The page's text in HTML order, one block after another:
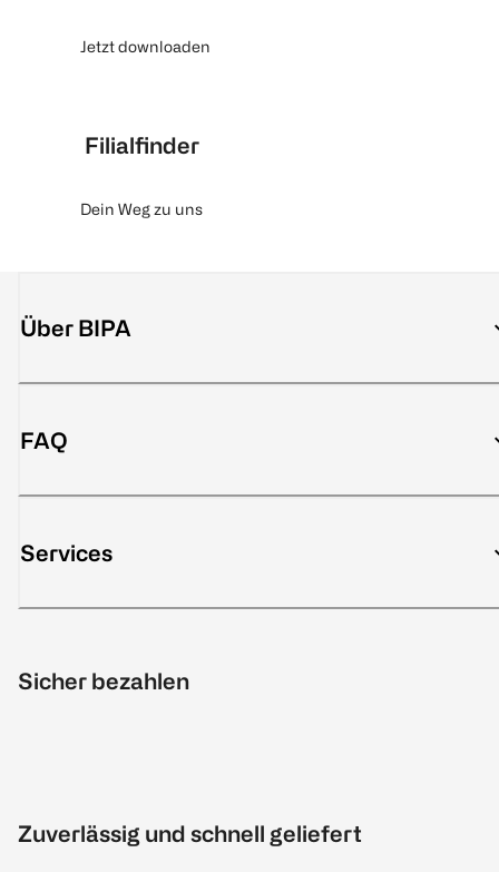
Jetzt downloaden
Filialfinder
Dein Weg zu uns
Über BIPA
FAQ
Services
Sicher bezahlen
Zuverlässig und schnell geliefert